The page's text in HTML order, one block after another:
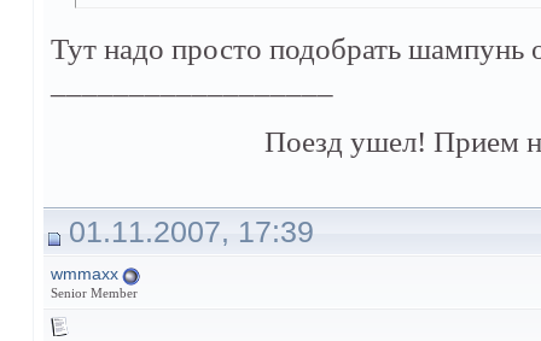
Тут надо просто подобрать шампунь
Поезд ушел! Прием
01.11.2007, 17:39
wmmaxx
Senior Member